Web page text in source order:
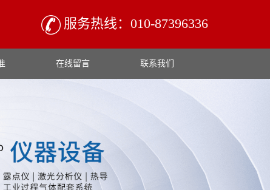
服务热线：010-87396336
在线留言 联系我们